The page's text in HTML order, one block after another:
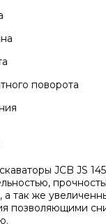
поворота
JCB JS
а так же
позволяющими